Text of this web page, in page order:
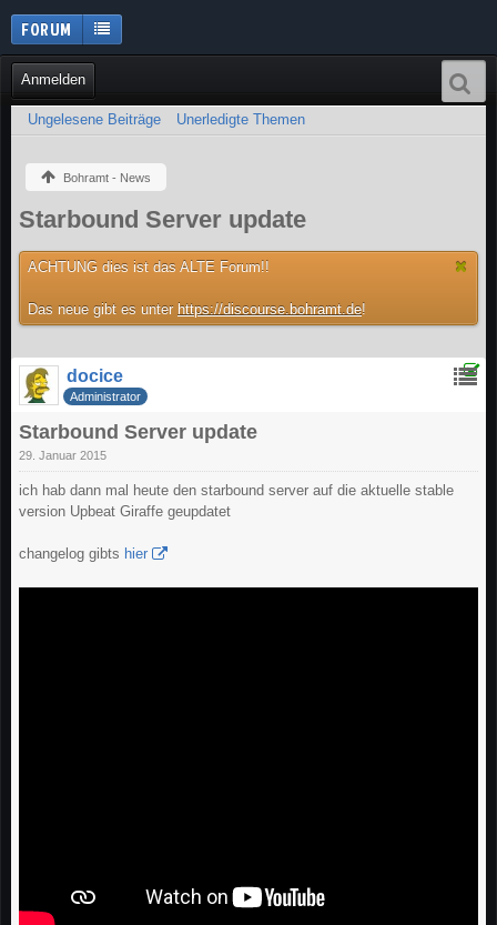
Anmelden
Ungelesene Beiträge Unerledigte Themen
FORUM
Bohramt - News
Starbound Server update
ACHTUNG dies ist das ALTE Forum!!
Das neue gibt es unter https://discourse.bohramt.de!
docice
Administrator
Starbound Server update
29. Januar 2015
ich hab dann mal heute den starbound server auf die aktuelle stable
version Upbeat Giraffe geupdatet
changelog gibts hier